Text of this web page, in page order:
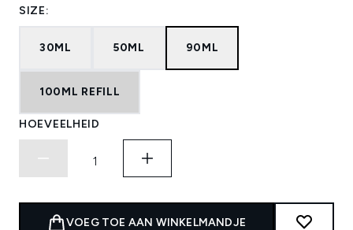
SIZE:
30ML 50ML 90ML
100ML REFILL
HOEVEELHEID
VOEG TOE AAN WINKELMANDJE